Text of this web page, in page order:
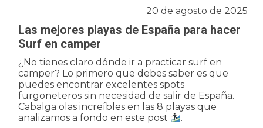
Las mejores playas de España para hacer
Surf en camper
20 de agosto de 2025
¿No tienes claro dónde ir a practicar surf en
camper? Lo primero que debes saber es que
puedes encontrar excelentes spots
furgoneteros sin necesidad de salir de España.
Cabalga olas increíbles en las 8 playas que
analizamos a fondo en este post
.